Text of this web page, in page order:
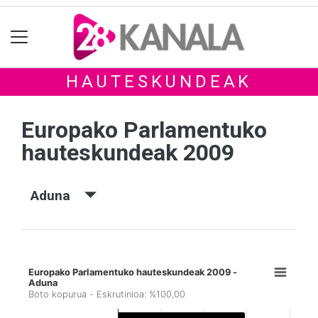
HAUTESKUNDEAK
Europako Parlamentuko
hauteskundeak 2009
Aduna
Europako Parlamentuko hauteskundeak 2009 -
Aduna
Boto kopurua - Eskrutinioa: %100,00